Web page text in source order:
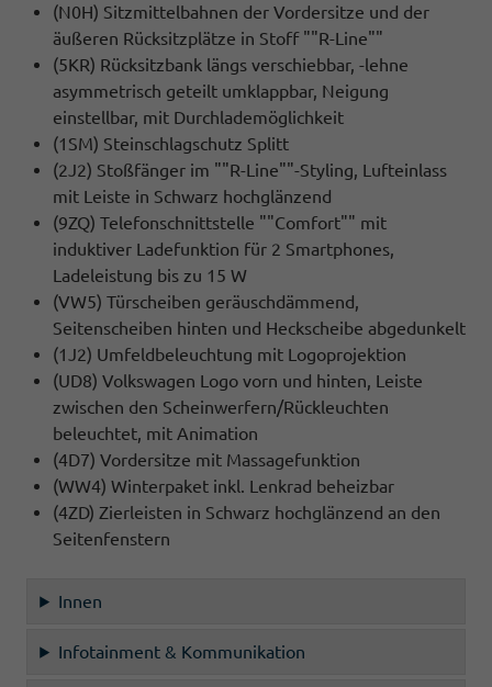
(N0H) Sitzmittelbahnen der Vordersitze und der
äußeren Rücksitzplätze in Stoff ""R-Line""
(5KR) Rücksitzbank längs verschiebbar, -lehne
asymmetrisch geteilt umklappbar, Neigung
einstellbar, mit Durchlademöglichkeit
(1SM) Steinschlagschutz Splitt
(2J2) Stoßfänger im ""R-Line""-Styling, Lufteinlass
mit Leiste in Schwarz hochglänzend
(9ZQ) Telefonschnittstelle ""Comfort"" mit
induktiver Ladefunktion für 2 Smartphones,
Ladeleistung bis zu 15 W
(VW5) Türscheiben geräuschdämmend,
Seitenscheiben hinten und Heckscheibe abgedunkelt
(1J2) Umfeldbeleuchtung mit Logoprojektion
(UD8) Volkswagen Logo vorn und hinten, Leiste
zwischen den Scheinwerfern/Rückleuchten
beleuchtet, mit Animation
(4D7) Vordersitze mit Massagefunktion
(WW4) Winterpaket inkl. Lenkrad beheizbar
(4ZD) Zierleisten in Schwarz hochglänzend an den
Seitenfenstern
Innen
Infotainment & Kommunikation